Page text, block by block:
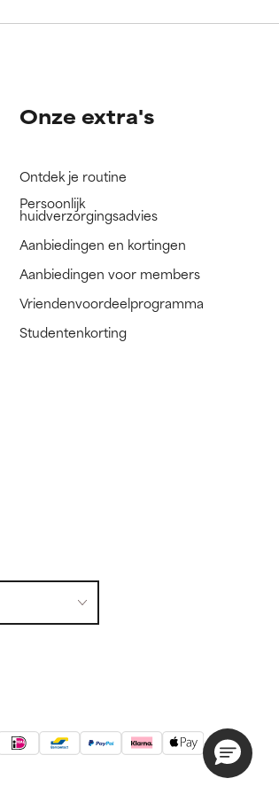
Onze extra's
Ontdek je routine
Persoonlijk
huidverzorgingsadvies
Aanbiedingen en kortingen
Aanbiedingen voor members
Vriendenvoordeelprogramma
Studentenkorting